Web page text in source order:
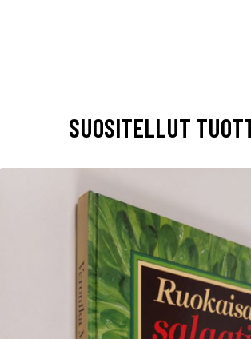
SUOSITELLUT